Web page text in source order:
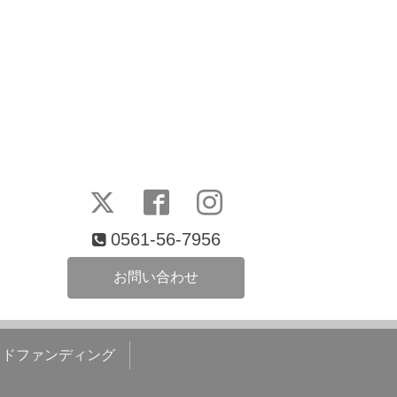
0561-56-7956
お問い合わせ
ファンディング